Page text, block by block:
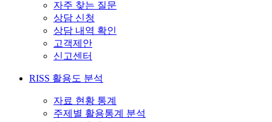
자주 찾는 질문
상담 신청
상담 내역 확인
고객제안
신고센터
RISS 활용도 분석
자료 현황 통계
주제별 활용통계 분석